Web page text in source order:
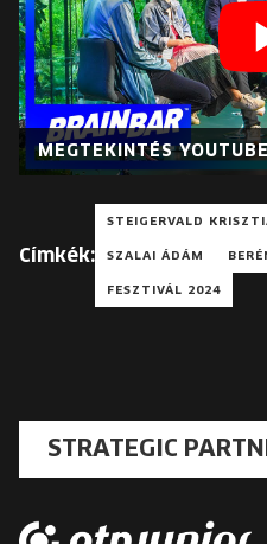
MEGTEKINTÉS
Címkék:
STEIGERVALD
SZALAI ÁDÁM
FESZTIVÁL 2024
STRATEGIC